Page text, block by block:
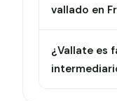
vallado en
¿Vallate es